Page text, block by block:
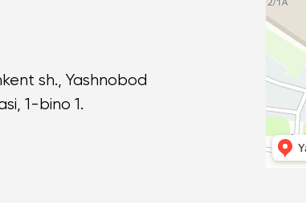
sh., Yashnobod
1-bino 1.